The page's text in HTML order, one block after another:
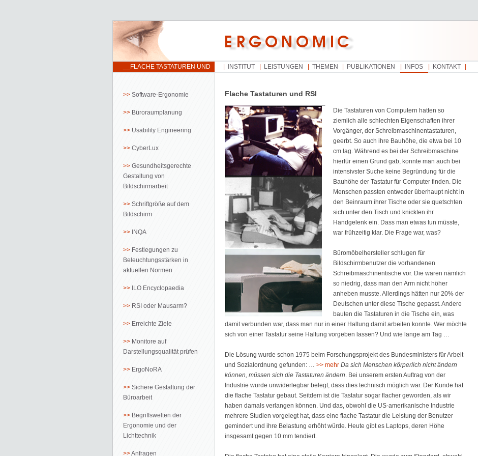
__FLACHE TASTATUREN UND
INSTITUT LEISTUNGEN THEMEN PUBLIKATIONEN INFOS KONTAKT
Software-Ergonomie
Büroraumplanung
Usability Engineering
CyberLux
Gesundheitsgerechte
Gestaltung von
Bildschirmarbeit
Schriftgröße auf dem
Bildschirm
INQA
Festlegungen zu
Beleuchtungsstärken in
aktuellen Normen
ILO Encyclopaedia
RSI oder Mausarm?
Erreichte Ziele
Monitore auf
Darstellungsqualität prüfen
ErgoNoRA
Sichere Gestaltung der
Büroarbeit
Begriffswelten der
Ergonomie und der
Lichttechnik
Anfragen
Flache Tastaturen und RSI
Die Tastaturen von Computern hatten so
ziemlich alle schlechten Eigenschaften ihrer
Vorgänger, der Schreibmaschinentastaturen,
geerbt. So auch ihre Bauhöhe, die etwa bei 10
cm lag. Während es bei der Schreibmaschine
hierfür einen Grund gab, konnte man auch bei
intensivster Suche keine Begründung für die
Bauhöhe der Tastatur für Computer finden. Die
Menschen passten entweder überhaupt nicht in
den Beinraum ihrer Tische oder sie quetschten
sich unter den Tisch und knickten ihr
Handgelenk ein. Dass man etwas tun müsste,
war frühzeitig klar. Die Frage war, was?
Büromöbelhersteller schlugen für
Bildschirmbenutzer die vorhandenen
Schreibmaschinentische vor. Die waren nämlich
so niedrig, dass man den Arm nicht höher
anheben musste. Allerdings hätten nur 20% der
Deutschen unter diese Tische gepasst. Andere
bauten die Tastaturen in die Tische ein, was
damit verbunden war, dass man nur in einer Haltung damit arbeiten konnte. Wer möchte
sich von einer Tastatur seine Haltung vorgeben lassen? Und wie lange am Tag …
Die Lösung wurde schon 1975 beim Forschungsprojekt des Bundesministers für Arbeit
und Sozialordnung gefunden: …
mehr Da sich Menschen körperlich nicht ändern
können, müssen sich die Tastaturen ändern. Bei unserem ersten Auftrag von der
Industrie wurde unwiderlegbar belegt, dass dies technisch möglich war. Der Kunde hat
die flache Tastatur gebaut. Seitdem ist die Tastatur sogar flacher geworden, als wir
haben damals verlangen können. Und das, obwohl die US-amerikanische Industrie
mehrere Studien vorgelegt hat, dass eine flache Tastatur die Leistung der Benutzer
gemindert und ihre Belastung erhöht würde. Heute gibt es Laptops, deren Höhe
insgesamt gegen 10 mm tendiert.